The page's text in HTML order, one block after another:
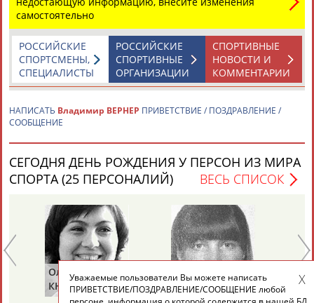
Камалудин
АБДУЛДАУДОВ
Абдула
АБДУЛЖАЛИЛОВ
Магомед
АБДУЛКАГИРОВ
Назир
АБДУЛЛАЕВ
24 персон из 13181
ЕЩЁ ПЕРСОНЫ
ТАБЛО АКТИВНОСТИ
ЦЕЛИ ПРОЕКТА
самостоятельно
СПОРТИВНЫЕ
НОВОСТИ И
КОММЕНТАРИИ
РОССИЙСКИЕ
СПОРТИВНЫЕ
ОРГАНИЗАЦИИ
РОССИЙСКИЕ
СПОРТСМЕНЫ,
СПЕЦИАЛИСТЫ
НАПИСАТЬ Владимир ВЕРНЕР ПРИВЕТСТВИЕ / ПОЗДРАВЛЕНИЕ /
СООБЩЕНИЕ
СЕГОДНЯ ДЕНЬ РОЖДЕНИЯ У ПЕРСОН ИЗ МИРА
СПОРТА (25 ПЕРСОНАЛИЙ)
ВЕСЬ СПИСОК
Ольга
КНЯЗЕВА
Ольга
БЕЛОВА
Уважаемые пользователи Вы можете написать
ПРИВЕТСТВИЕ/ПОЗДРАВЛЕНИЕ/СООБЩЕНИЕ любой